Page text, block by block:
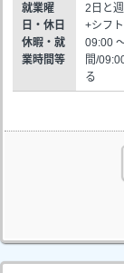
就業曜
日・休日
休暇・就
業時間等
2日と
+シフ
09:00
間/
る